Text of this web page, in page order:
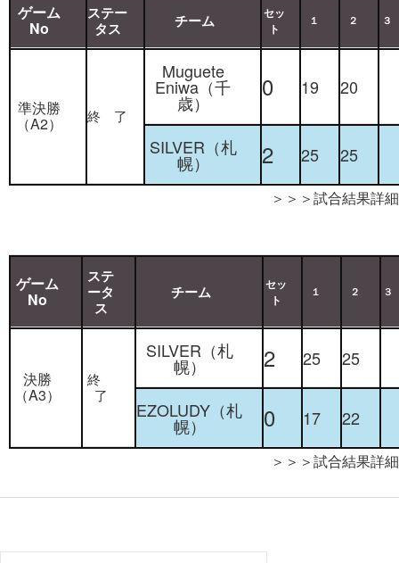
ゲーム
No
ステー
タス
チーム
セッ
ト
１ ２ ３
準決勝
（A2） 終 了
Muguete
Eniwa（千
歳）
0 19 20
SILVER（札
幌） 2 25 25
＞＞＞試合結果詳細
ゲーム
No
ステ
ータ
ス
チーム
セッ
ト
１ ２ ３
決勝
（A3）
終
了
SILVER（札
幌） 2 25 25
EZOLUDY（札
幌） 0 17 22
＞＞＞試合結果詳細